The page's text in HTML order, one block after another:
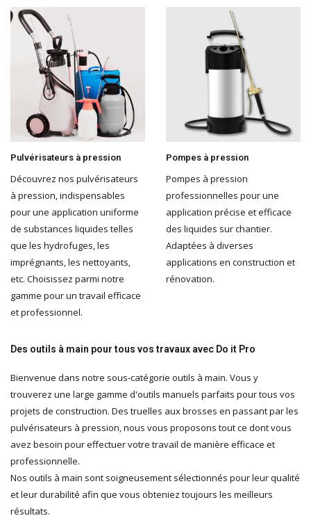
Pulvérisateurs à pression
Découvrez nos pulvérisateurs
à pression, indispensables
pour une application uniforme
de substances liquides telles
que les hydrofuges, les
imprégnants, les nettoyants,
etc. Choisissez parmi notre
gamme pour un travail efficace
et professionnel.
Pompes à pression
Pompes à pression
professionnelles pour une
application précise et efficace
des liquides sur chantier.
Adaptées à diverses
applications en construction et
rénovation.
Des outils à main pour tous vos travaux avec Do it Pro
Bienvenue dans notre sous-catégorie outils à main. Vous y
trouverez une large gamme d'outils manuels parfaits pour tous vos
projets de construction. Des truelles aux brosses en passant par les
pulvérisateurs à pression, nous vous proposons tout ce dont vous
avez besoin pour effectuer votre travail de manière efficace et
professionnelle.
Nos outils à main sont soigneusement sélectionnés pour leur qualité
et leur durabilité afin que vous obteniez toujours les meilleurs
résultats.